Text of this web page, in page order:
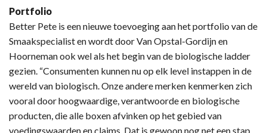
Portfolio
Better Pete is een nieuwe toevoeging aan het portfolio van de
Smaakspecialist en wordt door Van Opstal-Gordijn en
Hoorneman ook wel als het begin van de biologische ladder
gezien. “Consumenten kunnen nu op elk level instappen in de
wereld van biologisch. Onze andere merken kenmerken zich
vooral door hoogwaardige, verantwoorde en biologische
producten, die alle boxen afvinken op het gebied van
voedingswaarden en claims. Dat is gewoon nog net een stap